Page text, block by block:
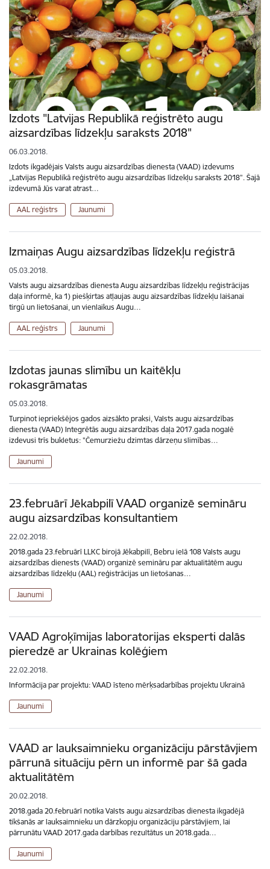
Izdots "Latvijas Republikā reģistrēto augu
aizsardzības līdzekļu saraksts 2018"
06.03.2018.
Izdots ikgadējais Valsts augu aizsardzības dienesta (VAAD) izdevums
„Latvijas Republikā reģistrēto augu aizsardzības līdzekļu saraksts 2018”. Šajā
izdevumā Jūs varat atrast…
AAL reģistrs Jaunumi
Izmaiņas Augu aizsardzības līdzekļu reģistrā
05.03.2018.
Valsts augu aizsardzības dienesta Augu aizsardzības līdzekļu reģistrācijas
daļa informē, ka 1) piešķirtas atļaujas augu aizsardzības līdzekļu laišanai
tirgū un lietošanai, un vienlaikus Augu…
AAL reģistrs Jaunumi
Izdotas jaunas slimību un kaitēkļu
rokasgrāmatas
05.03.2018.
Turpinot iepriekšējos gados aizsākto praksi, Valsts augu aizsardzības
dienesta (VAAD) Integrētās augu aizsardzības daļa 2017.gada nogalē
izdevusi trīs bukletus: "Čemurziežu dzimtas dārzeņu slimības…
Jaunumi
23.februārī Jēkabpilī VAAD organizē semināru
augu aizsardzības konsultantiem
22.02.2018.
2018.gada 23.februārī LLKC birojā Jēkabpilī, Bebru ielā 108 Valsts augu
aizsardzības dienests (VAAD) organizē semināru par aktualitātēm augu
aizsardzības līdzekļu (AAL) reģistrācijas un lietošanas…
Jaunumi
VAAD Agroķīmijas laboratorijas eksperti dalās
pieredzē ar Ukrainas kolēģiem
22.02.2018.
Informācija par projektu: VAAD īsteno mērķsadarbības projektu Ukrainā
Jaunumi
VAAD ar lauksaimnieku organizāciju pārstāvjiem
pārrunā situāciju pērn un informē par šā gada
aktualitātēm
20.02.2018.
2018.gada 20.februārī notika Valsts augu aizsardzības dienesta ikgadējā
tikšanās ar lauksaimnieku un dārzkopju organizāciju pārstāvjiem, lai
pārrunātu VAAD 2017.gada darbības rezultātus un 2018.gada…
Jaunumi